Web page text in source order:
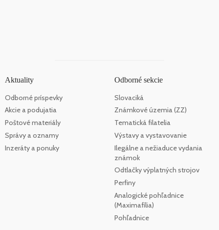
Aktuality
Odborné príspevky
Akcie a podujatia
Poštové materiály
Správy a oznamy
Inzeráty a ponuky
Odborné sekcie
Slovaciká
Známkové územia (ZZ)
Tematická filatelia
Výstavy a vystavovanie
Ilegálne a nežiaduce vydania
známok
Odtlačky výplatných strojov
Perfiny
Analogické pohľadnice
(Maximafília)
Pohľadnice